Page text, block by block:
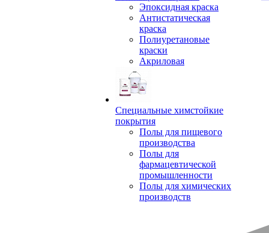
Эпоксидная краска
Антистатическая
краска
Полиуретановые
краски
Акриловая
Специальные химстойкие
покрытия
Полы для пищевого
производства
Полы для
фармацевтической
промышленности
Полы для химических
производств